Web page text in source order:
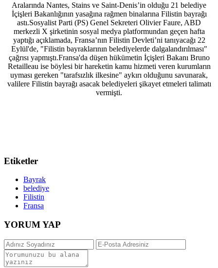
Aralarında Nantes, Stains ve Saint-Denis’in olduğu 21 belediye
İçişleri Bakanlığının yasağına rağmen binalarına Filistin bayrağı
astı.Sosyalist Parti (PS) Genel Sekreteri Olivier Faure, ABD
merkezli X şirketinin sosyal medya platformundan geçen hafta
yaptığı açıklamada, Fransa’nın Filistin Devleti’ni tanıyacağı 22
Eylül'de, "Filistin bayraklarının belediyelerde dalgalandırılması"
çağrısı yapmıştı.Fransa'da düşen hükümetin İçişleri Bakanı Bruno
Retailleau ise böylesi bir hareketin kamu hizmeti veren kurumların
uyması gereken "tarafsızlık ilkesine" aykırı olduğunu savunarak,
valilere Filistin bayrağı asacak belediyeleri şikayet etmeleri talimatı
vermişti.
Etiketler
Bayrak
belediye
Filistin
Fransa
YORUM YAP